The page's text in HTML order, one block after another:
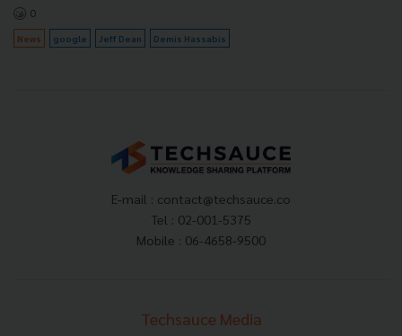
0
News google Jeff Dean Demis Hassabis
E-mail : contact@techsauce.co
Tel : 02-001-5375
Mobile : 06-4658-9500
Techsauce Media